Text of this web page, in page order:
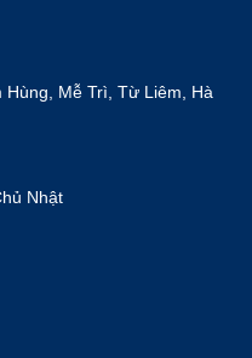
Mễ Trì, Từ Liêm, Hà
Nhật